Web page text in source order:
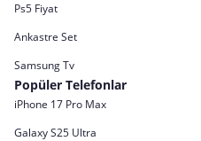
Ps5 Fiyat
Ankastre Set
Samsung Tv
Popüler Telefonlar
iPhone 17 Pro Max
Galaxy S25 Ultra